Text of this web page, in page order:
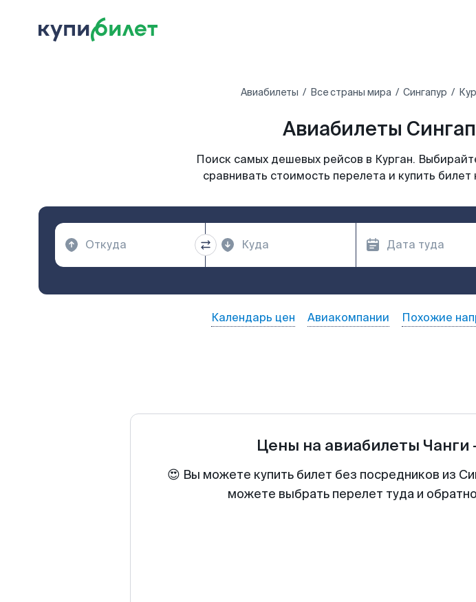
Авиабилеты Все страны мира Сингапур
Авиабилеты
Поиск самых дешевых рейсов в Курган.
сравнивать стоимость перелета и купить
Календарь цен Авиакомпании Похожие
Цены на авиабилеты Чанги
😍 Вы можете купить билет без посредников из
можете выбрать перелет туда и